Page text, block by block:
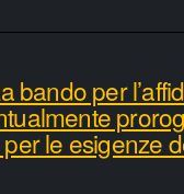
bando per
le esigenze